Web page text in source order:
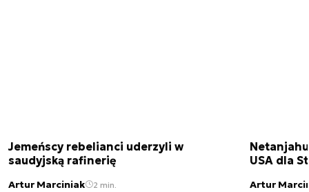
Jemeńscy rebelianci uderzyli w
saudyjską rafinerię
Artur Marciniak 2 min.
USA dla
Artur